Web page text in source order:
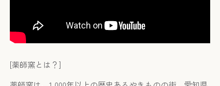
[薬師窯とは？ ]